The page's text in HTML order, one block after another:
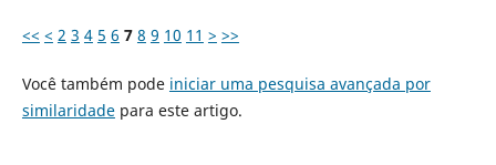
<< < 2 3 4 5 6 7 8 9 10 11 > >>
Você também pode iniciar uma pesquisa avançada por
similaridadepara este artigo.